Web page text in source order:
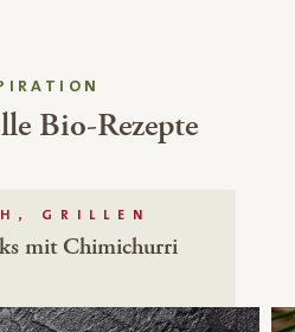
Bio-Rezepte
GRILLEN
mit Chimichurri